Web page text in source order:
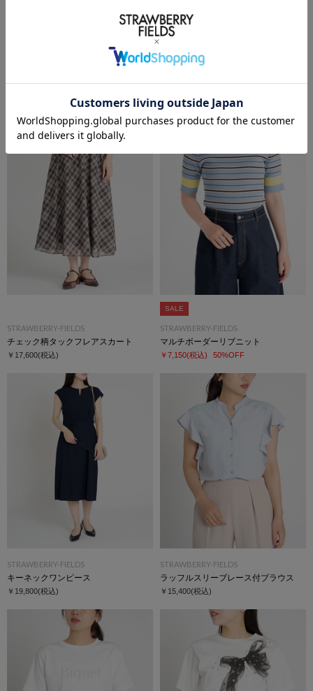
￥17,600(税込)
STRAWBERRY-FIELDS
チェック柄タックフレアスカート
￥17,600(税込)
SALE
STRAWBERRY-FIELDS
マルチボーダーリブニット
￥7,150(税込) 50%OFF
STRAWBERRY-FIELDS
キーネックワンピース
￥19,800(税込)
STRAWBERRY-FIELDS
ラッフルスリーブレース付ブラウス
￥15,400(税込)